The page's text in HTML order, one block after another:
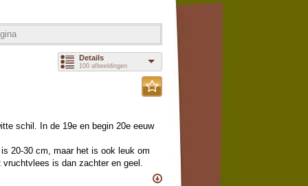
Details
100 afbeeldingen
schil. In de 19e en begin 20e eeuw
20-30 cm, maar het is ook leuk om
is dan zachter en geel.
meeste zomers goed buiten.